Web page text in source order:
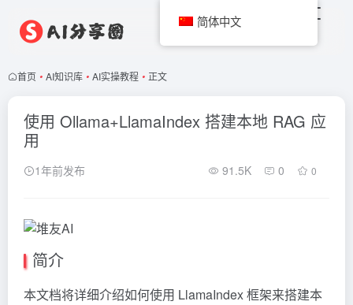
首页 • AI知识库 • AI实操教程 • 正文
使用 Ollama+LlamaIndex 搭建本地 RAG 应
用
1年前发布 91.5K 0 0
简介
本文档将详细介绍如何使用 LlamaIndex 框架来搭建本
简体中文